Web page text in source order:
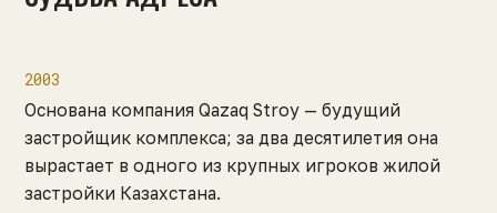
2003
Основана компания Qazaq Stroy — будущий
застройщик комплекса; за два десятилетия она
вырастает в одного из крупных игроков жилой
застройки Казахстана.